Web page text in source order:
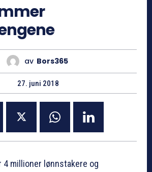
av Bors365
27. juni 2018
4 millioner lønnstakere og